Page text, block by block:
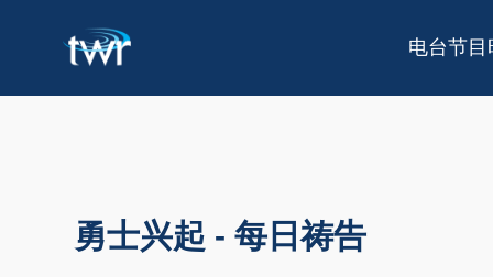
电台节目
勇士兴起 - 每日祷告